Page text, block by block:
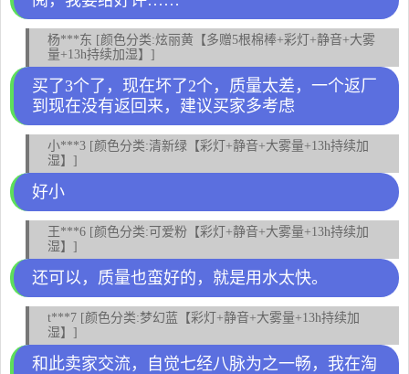
杨***东 [颜色分类:炫丽黄【多赠5根棉棒+彩灯+静音+大雾
量+13h持续加湿】]
买了3个了，现在坏了2个，质量太差，一个返厂
到现在没有返回来，建议买家多考虑
小***3 [颜色分类:清新绿【彩灯+静音+大雾量+13h持续加
湿】]
好小
王***6 [颜色分类:可爱粉【彩灯+静音+大雾量+13h持续加
湿】]
还可以，质量也蛮好的，就是用水太快。
t***7 [颜色分类:梦幻蓝【彩灯+静音+大雾量+13h持续加
湿】]
和此卖家交流，自觉七经八脉为之一畅，我在淘